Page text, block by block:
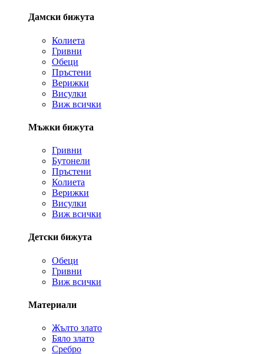
Дамски бижута
Колиета
Гривни
Обеци
Пръстени
Верижки
Висулки
Виж всички
Мъжки бижута
Гривни
Бутонели
Пръстени
Колиета
Верижки
Висулки
Виж всички
Детски бижута
Обеци
Гривни
Виж всички
Материали
Жълто злато
Бяло злато
Сребро